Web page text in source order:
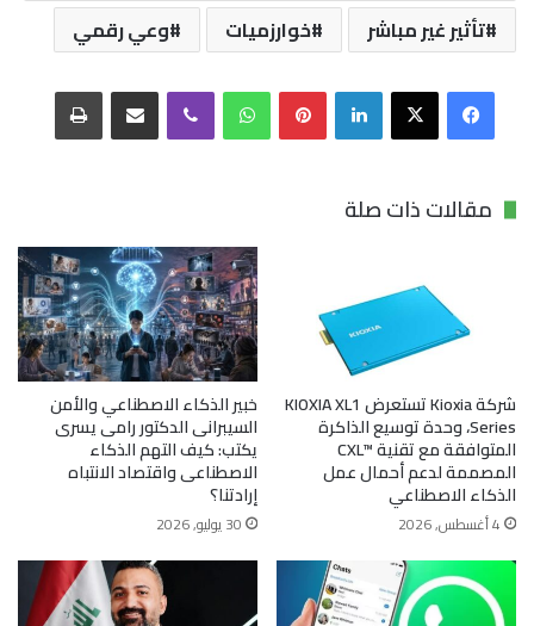
تأثير غير مباشر
خوارزميات وعي رقمي
فيسبوك‫X لينكدإن بينتيريستواتساب ڤايبر مشاركة عبر البريد طباعة
مقالات ذات صلة
شركة Kioxia تستعرض KIOXIA XL1
Series، وحدة توسيع الذاكرة
المتوافقة مع تقنية CXL™‎
المصممة لدعم أحمال عمل
الذكاء الاصطناعي
4 أغسطس, 2026
خبير الذكاء الاصطناعي والأمن
السيبرانى الدكتور رامى يسرى
يكتب: كيف التهم الذكاء
الاصطناعى واقتصاد الانتباه
إرادتنا؟
30 يوليو, 2026